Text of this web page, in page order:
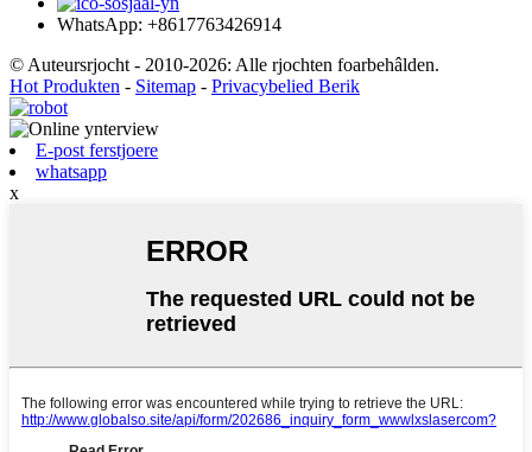
WhatsApp: +8617763426914
© Auteursrjocht - 2010-2026: Alle rjochten foarbehâlden.
Hot Produkten - Sitemap - Privacybelied Berik
E-post ferstjoere
whatsapp
x